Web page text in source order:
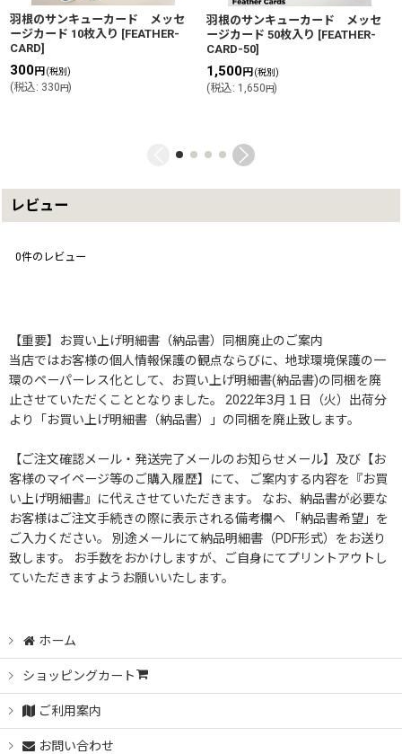
羽根のサンキューカード メッセ
ージカード 10枚入り [FEATHER-
CARD]
300円 (税別)
(税込: 330円)
羽根のサンキューカード メッセ
ージカード 50枚入り [FEATHER-
CARD-50]
1,500円(税別)
(税込: 1,650円)
レビュー
0件のレビュー
【重要】お買い上げ明細書（納品書）同梱廃止のご案内
当店ではお客様の個人情報保護の観点ならびに、地球環境保護の一
環のペーパーレス化として、お買い上げ明細書(納品書)の同梱を廃
止させていただくこととなりました。 2022年3月１日（火）出荷分
より「お買い上げ明細書（納品書）」の同梱を廃止致します。
【ご注文確認メール・発送完了メールのお知らせメール】及び【お
客様のマイページ等のご購入履歴】にて、 ご案内する内容を『お買
い上げ明細書』に代えさせていただきます。 なお、納品書が必要な
お客様はご注文手続きの際に表示される備考欄へ 「納品書希望」を
ご入力ください。 別途メールにて納品明細書（PDF形式）をお送り
致します。 お手数をおかけしますが、ご自身にてプリントアウトし
ていただきますようお願いいたします。
ホーム
ショッピングカート
ご利用案内
お問い合わせ